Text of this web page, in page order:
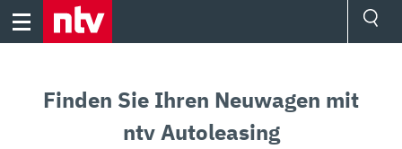
Skip
Finden Sie Ihren Neuwagen mit
ntv Autoleasing